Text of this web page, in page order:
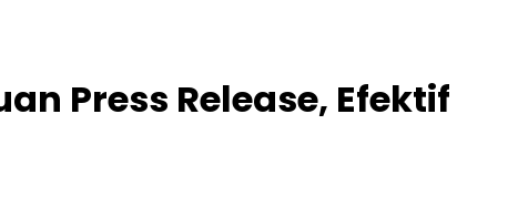
Press Release, Efektif